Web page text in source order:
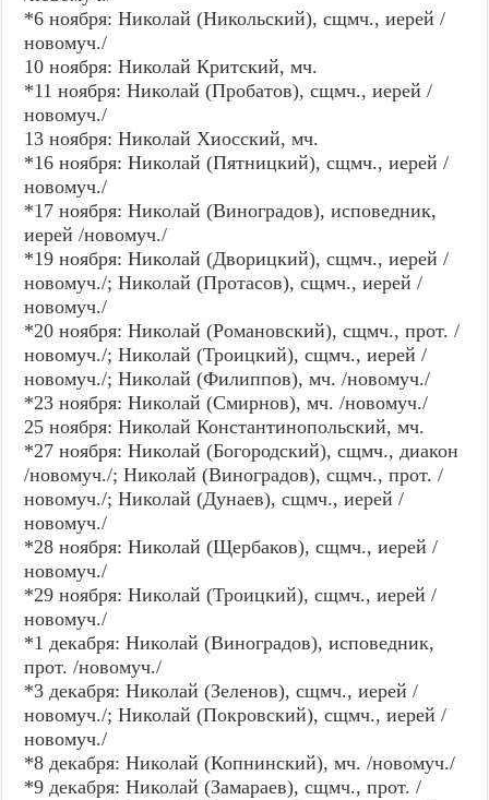
*6 ноября: Николай (Никольский), сщмч., иерей /
новомуч./
10 ноября: Николай Критский, мч.
*11 ноября: Николай (Пробатов), сщмч., иерей /
новомуч./
13 ноября: Николай Хиосский, мч.
*16 ноября: Николай (Пятницкий), сщмч., иерей /
новомуч./
*17 ноября: Николай (Виноградов), исповедник,
иерей /новомуч./
*19 ноября: Николай (Дворицкий), сщмч., иерей /
новомуч./; Николай (Протасов), сщмч., иерей /
новомуч./
*20 ноября: Николай (Романовский), сщмч., прот. /
новомуч./; Николай (Троицкий), сщмч., иерей /
новомуч./; Николай (Филиппов), мч. /новомуч./
*23 ноября: Николай (Смирнов), мч. /новомуч./
25 ноября: Николай Константинопольский, мч.
*27 ноября: Николай (Богородский), сщмч., диакон
/новомуч./; Николай (Виноградов), сщмч., прот. /
новомуч./; Николай (Дунаев), сщмч., иерей /
новомуч./
*28 ноября: Николай (Щербаков), сщмч., иерей /
новомуч./
*29 ноября: Николай (Троицкий), сщмч., иерей /
новомуч./
*1 декабря: Николай (Виноградов), исповедник,
прот. /новомуч./
*3 декабря: Николай (Зеленов), сщмч., иерей /
новомуч./; Николай (Покровский), сщмч., иерей /
новомуч./
*8 декабря: Николай (Копнинский), мч. /новомуч./
*9 декабря: Николай (Замараев), сщмч., прот. /